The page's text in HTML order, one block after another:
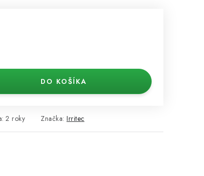
DO KOŠÍKA
: 2 roky Značka: Irritec